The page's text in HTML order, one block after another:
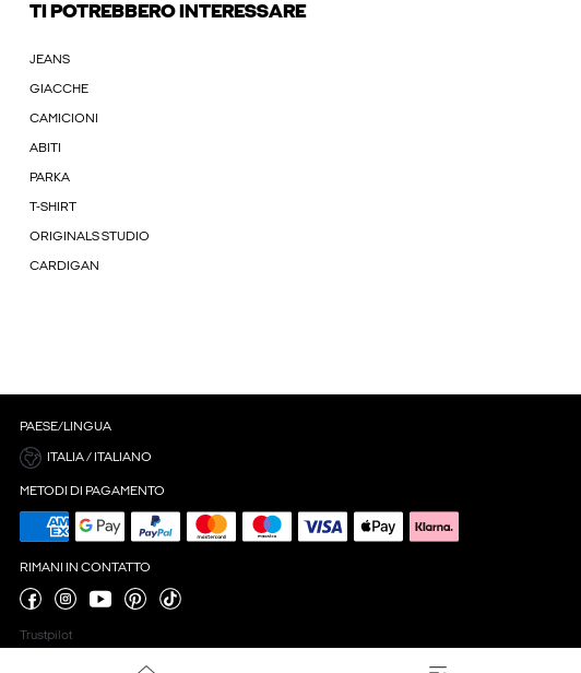
TI POTREBBERO INTERESSARE
JEANS
GIACCHE
CAMICIONI
ABITI
PARKA
T-SHIRT
ORIGINALS STUDIO
CARDIGAN
PAESE/LINGUA
ITALIA / ITALIANO
METODI DI PAGAMENTO
RIMANI IN CONTATTO
Trustpilot